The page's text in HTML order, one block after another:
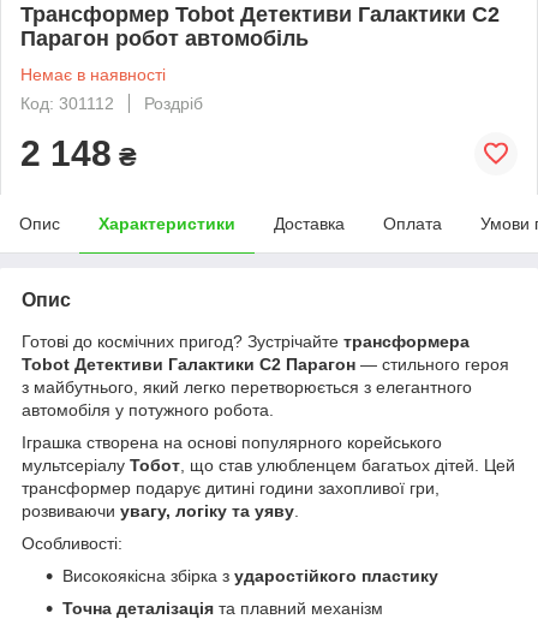
Трансформер Tobot Детективи Галактики С2
Парагон робот автомобіль
Немає в наявності
Код: 301112
Роздріб
2 148 ₴
Опис Характеристики Доставка Оплата Умови
Опис
Готові до космічних пригод? Зустрічайте трансформера
Tobot Детективи Галактики С2 Парагон — стильного героя
з майбутнього, який легко перетворюється з елегантного
автомобіля у потужного робота.
Іграшка створена на основі популярного корейського
мультсеріалу Тобот , що став улюбленцем багатьох дітей. Цей
трансформер подарує дитині години захопливої гри,
розвиваючи увагу, логіку та уяву
Особливості:
Високоякісна збірка з ударостійкого пластику
Точна деталізація та плавний механізм